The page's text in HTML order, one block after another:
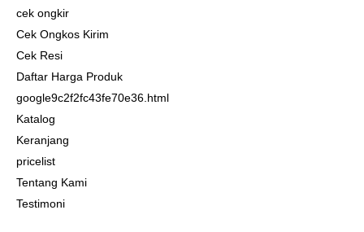
cek ongkir
Cek Ongkos Kirim
Cek Resi
Daftar Harga Produk
google9c2f2fc43fe70e36.html
Katalog
Keranjang
pricelist
Tentang Kami
Testimoni